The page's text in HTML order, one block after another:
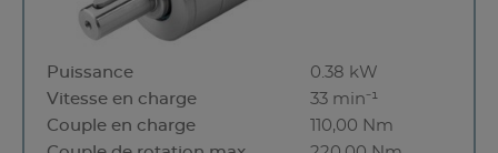
Puissance
0.38 kW
Vitesse en charge
33 min⁻¹
Couple en charge
110,00 Nm